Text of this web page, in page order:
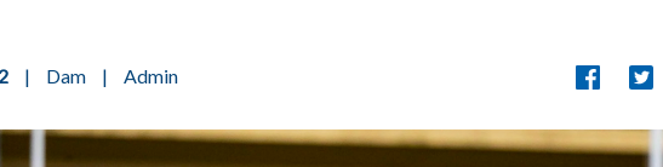
| Dam | Admin